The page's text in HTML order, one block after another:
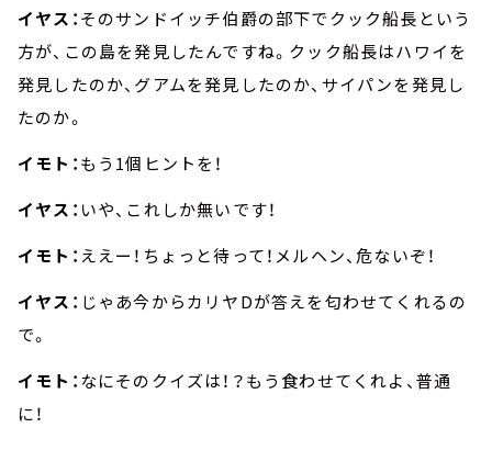
イヤス：そのサンドイッチ伯爵の部下でクック船長という
方が、この島を発見したんですね。クック船長はハワイを
発見したのか、グアムを発見したのか、サイパンを発見し
たのか。
イモト：もう1個ヒントを！
イヤス： いや、これしか無いです！
イモト： ええー！ちょっと待って！メルヘン、危ないぞ！
イヤス： じゃあ今からカリヤDが答えを匂わせてくれるの
で。
イモト： なにそのクイズは！？もう食わせてくれよ、普通
に！